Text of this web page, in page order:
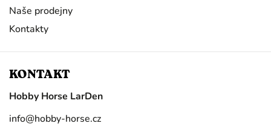
Naše prodejny
Kontakty
KONTAKT
Hobby Horse LarDen
info@hobby-horse.cz